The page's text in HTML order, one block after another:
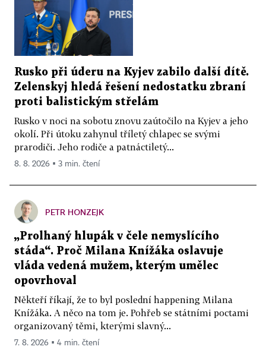
Rusko při úderu na Kyjev zabilo další dítě.
Zelenskyj hledá řešení nedostatku zbraní
proti balistickým střelám
Rusko v noci na sobotu znovu zaútočilo na Kyjev a jeho
okolí. Při útoku zahynul tříletý chlapec se svými
prarodiči. Jeho rodiče a patnáctiletý...
8. 8. 2026 ▪ 3 min. čtení
PETR HONZEJK
„Prolhaný hlupák v čele nemyslícího
stáda“. Proč Milana Knížáka oslavuje
vláda vedená mužem, kterým umělec
opovrhoval
Někteří říkají, že to byl poslední happening Milana
Knížáka. A něco na tom je. Pohřeb se státními poctami
organizovaný těmi, kterými slavný...
7. 8. 2026 ▪ 4 min. čtení